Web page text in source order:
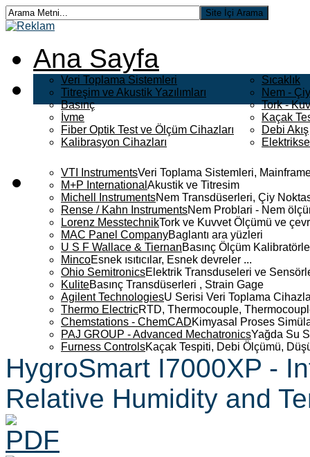
Ana Sayfa
Veri Toplama Sistemleri
Titreşim ve Akustik Yazılımları
Basınç
İvme
Fiber Optik Test ve Ölçüm Cihazları
Kalibrasyon Cihazları
Sıcaklık
Nem -
Tork -
Kaçak
Debi Akış
VTI InstrumentsVeri Toplama Sistemleri,
M+P International Akustik ve Titresim
Michell InstrumentsNem Transdüserleri, Çiy
Rense / Kahn InstrumentsNem Problari - Nem
Lorenz MesstechnikTork ve Kuvvet Ölçümü ve
MAC Panel CompanyBaglantı ara yüzleri
U S F Wallace & TiernanBasınç Ölçüm
MincoEsnek ısıtıcılar, Esnek devreler ...
Ohio SemitronicsElektrik Transduseleri ve
KuliteBasınç Transdüserleri , Strain Gage
Agilent TechnologiesU Serisi Veri Toplama
Thermo ElectricRTD, Thermocouple,
Chemstations - ChemCADKimyasal Proses
PAJ GROUP - Advanced MechatronicsYağda Su
Furness ControlsKaçak Tespiti, Debi Ölçümü,
HygroSmart I7000XP -
Relative Humidity and